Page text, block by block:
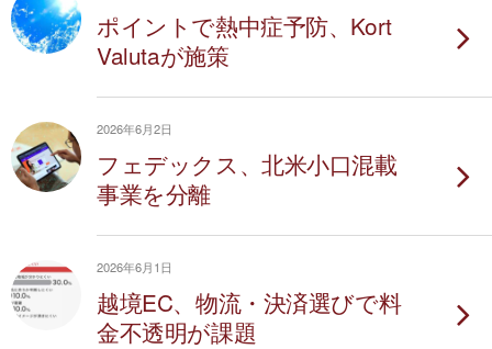
ポイントで熱中症予防、Kort
Valutaが施策
2026年6月2日
フェデックス、北米小口混載
事業を分離
2026年6月1日
越境EC、物流・決済選びで料
金不透明が課題